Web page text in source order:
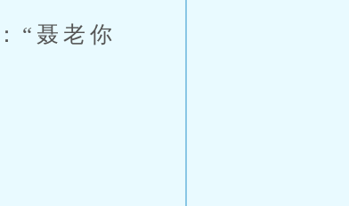
“聂老你